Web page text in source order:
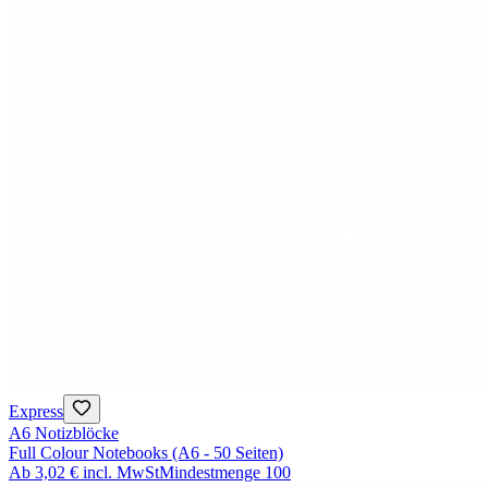
Express
A6 Notizblöcke
Full Colour Notebooks (A6 - 50 Seiten)
Ab 3,02 € incl. MwStMindestmenge 100